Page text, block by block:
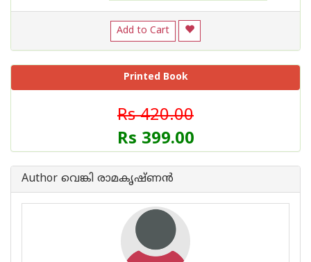
Add to Cart
Printed Book
Rs 420.00
Rs 399.00
Author വെങ്കി രാമകൃഷ്ണൻ